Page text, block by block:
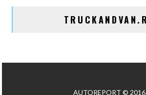
AUTOREPORT © 2016